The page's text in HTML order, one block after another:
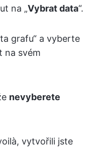
na „Vybrat data“.
grafu“ a vyberte
na svém
nevyberete
vytvořili jste